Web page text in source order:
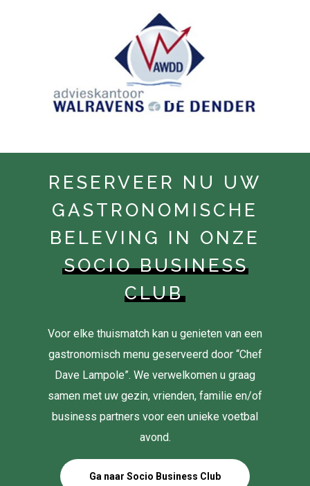
RESERVEER NU UW
GASTRONOMISCHE
BELEVING IN ONZE
SOCIO BUSINESS
CLUB
Voor elke thuismatch kan u genieten van een
gastronomisch menu geserveerd door “Chef
Dave Lampole”. We verwelkomen u graag
samen met uw gezin, vrienden, familie en/of
business partners voor een unieke voetbal
avond.
Ga naar Socio Business Club